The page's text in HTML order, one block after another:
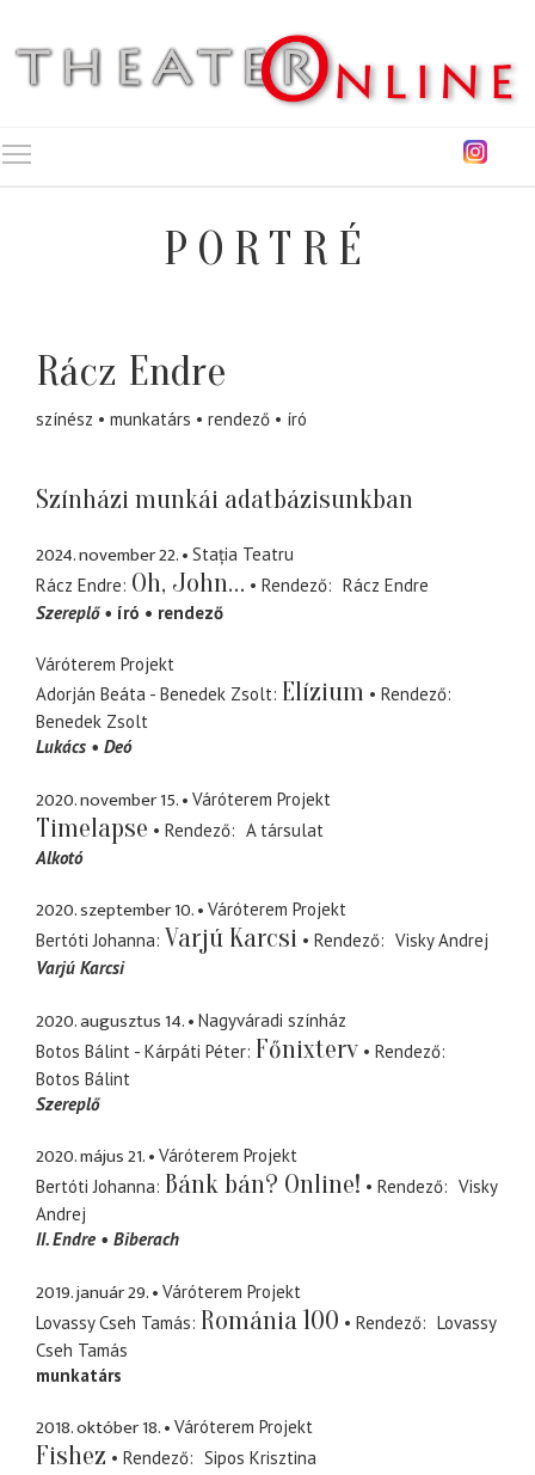
PORTRÉ
Rácz Endre
színész munkatárs rendező író
Színházi munkái adatbázisunkban
2024. november 22.
Stația Teatru
Rácz Endre Oh, John… Rendező
Rácz Endre
Szereplő
író rendező
Váróterem Projekt
Adorján Beáta - Benedek Zsolt Elízium
Rendező
Benedek Zsolt
Lukács
Deó
2020. november 15. Váróterem Projekt
Timelapse Rendező
A társulat
Alkotó
2020. szeptember 10.
Váróterem Projekt
Bertóti Johanna Varjú Karcsi Rendező
Visky Andrej
Varjú Karcsi
2020. augusztus 14.
Nagyváradi színház
Botos Bálint - Kárpáti Péter Főnixterv
Rendező
Botos Bálint
Szereplő
2020. május 21.
Váróterem Projekt
Bertóti Johanna Bánk bán? Online! Rendező
Visky
Andrej
II. Endre
Biberach
2019. január 29.
Váróterem Projekt
Lovassy Cseh Tamás Románia 100 Rendező
Lovassy
Cseh Tamás
munkatárs
2018. október 18. Váróterem Projekt
Fishez Rendező
Sipos Krisztina